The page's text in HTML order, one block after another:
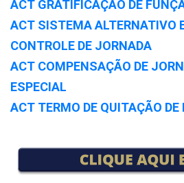
ACT GRATIFICAÇÃO DE
ACT SISTEMA ALTERNATIVO
CONTROLE DE JORNADA
ACT COMPENSAÇÃO DE
ESPECIAL
ACT TERMO DE QUITAÇÃO DE